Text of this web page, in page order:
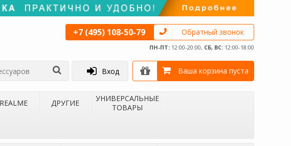
+7 (495) 108-50-79 Обратный звонок
ПН-ПТ: 12:00-20:00, СБ, ВС: 12:00-18:00
Вход Ваша корзина пуста
REALME ДРУГИЕ
УНИВЕРСАЛЬНЫЕ
ТОВАРЫ